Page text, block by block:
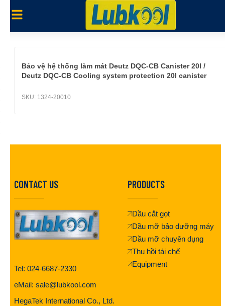
Bảo vệ hệ thống làm mát Deutz DQC-CB Canister 20l /
Deutz DQC-CB Cooling system protection 20l canister
SKU: 1324-20010
CONTACT US
Tel: 024-6687-2330
eMail: sale@lubkool.com
HegaTek International Co., Ltd.
PRODUCTS
Dầu cắt gọt
Dầu mỡ bảo dưỡng máy
Dầu mỡ chuyên dụng
Thu hồi tái chế
Equipment